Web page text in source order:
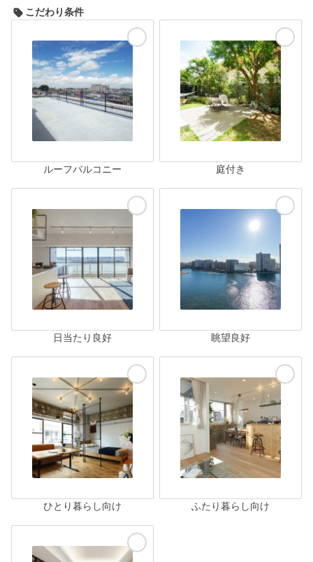
こだわり条件
ルーフバルコニー 庭付き
日当たり良好 眺望良好
ひとり暮らし向け ふたり暮らし向け